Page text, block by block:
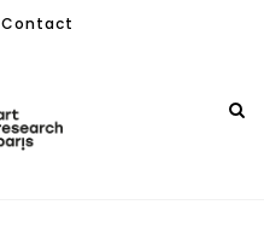
Contact